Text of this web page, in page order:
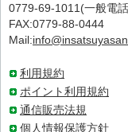
0779-69-1011(一般電
FAX:0779-88-0444
Mail:
利用規約
ポイント利用規約
通信販売法規
個人情報保護方針